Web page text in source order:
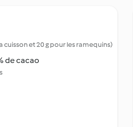
et 20 g pour les ramequins)
de cacao